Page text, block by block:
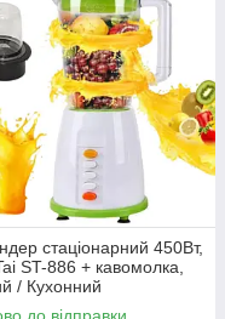
стаціонарний 450Вт,
ST-886 + кавомолка,
/ Кухонний
із чашею від